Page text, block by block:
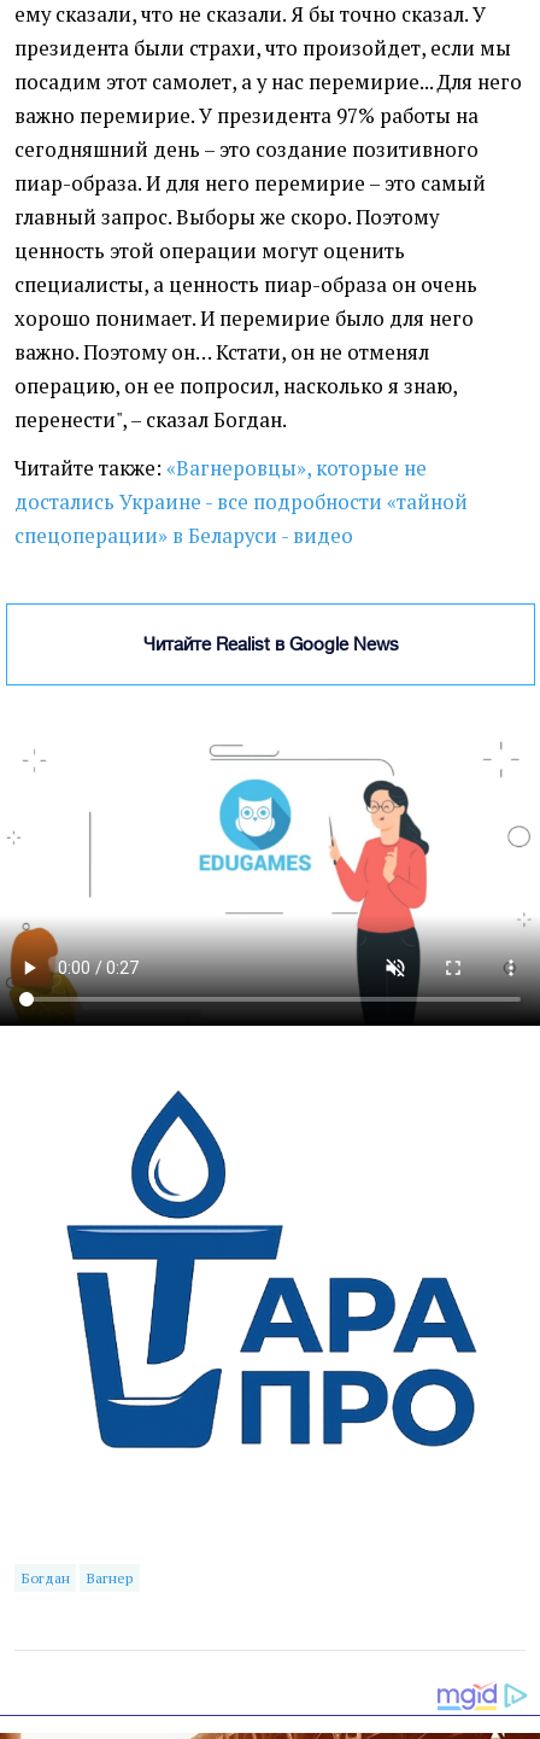
ему сказали, что не сказали. Я бы точно сказал. У
президента были страхи, что произойдет, если мы
посадим этот самолет, а у нас перемирие... Для него
важно перемирие. У президента 97% работы на
сегодняшний день – это создание позитивного
пиар-образа. И для него перемирие – это самый
главный запрос. Выборы же скоро. Поэтому
ценность этой операции могут оценить
специалисты, а ценность пиар-образа он очень
хорошо понимает. И перемирие было для него
важно. Поэтому он… Кстати, он не отменял
операцию, он ее попросил, насколько я знаю,
перенести", – сказал Богдан.
Читайте также: «Вагнеровцы», которые не
достались Украине - все подробности «тайной
спецоперации» в Беларуси - видео
Читайте Realist в Google News
Богдан Вагнер